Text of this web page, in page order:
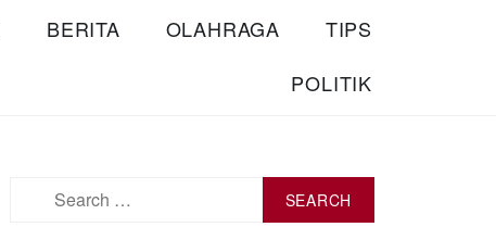
BERITA OLAHRAGA
TIPS
POLITIK